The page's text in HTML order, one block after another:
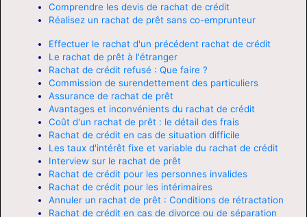
Comprendre les devis de rachat de crédit
Réalisez un rachat de prêt sans co-emprunteur
Effectuer le rachat d'un précédent rachat de crédit
Le rachat de prêt à l'étranger
Rachat de crédit refusé : Que faire ?
Commission de surendettement des particuliers
Assurance de rachat de prêt
Avantages et inconvénients du rachat de crédit
Coût d'un rachat de prêt : le détail des frais
Rachat de crédit en cas de situation difficile
Les taux d'intérêt fixe et variable du rachat de crédit
Interview sur le rachat de prêt
Rachat de crédit pour les personnes invalides
Rachat de crédit pour les intérimaires
Annuler un rachat de prêt : Conditions de rétractation
Rachat de crédit en cas de divorce ou de séparation